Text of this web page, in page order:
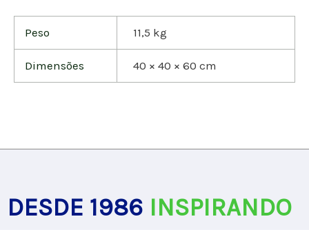
Peso 11,5 kg
Dimensões 40 × 40 × 60 cm
DESDE 1986 INSPIRANDO